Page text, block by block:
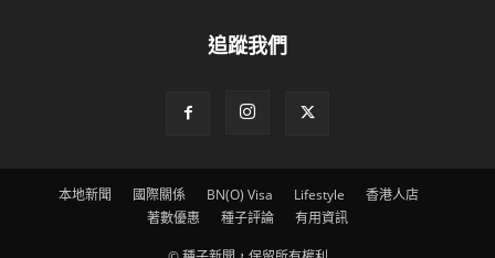
追蹤我們
本地新聞 國際關係 BN(O) Visa Lifestyle
香港人店
著數優惠
種子評論 有用資訊